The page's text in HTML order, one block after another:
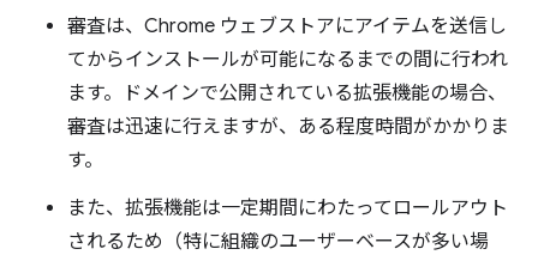
審査は、Chrome ウェブストアにアイテムを送信し
てからインストールが可能になるまでの間に行われ
ます。ドメインで公開されている拡張機能の場合、
審査は迅速に行えますが、ある程度時間がかかりま
す。
また、拡張機能は一定期間にわたってロールアウト
されるため（特に組織のユーザーベースが多い場